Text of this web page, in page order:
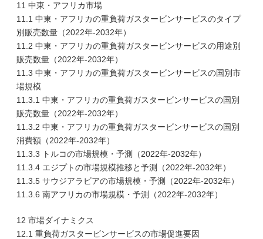
11 中東・アフリカ市場
11.1 中東・アフリカの重負荷ガスタービンサービスのタイプ
別販売数量（2022年-2032年）
11.2 中東・アフリカの重負荷ガスタービンサービスの用途別
販売数量（2022年-2032年）
11.3 中東・アフリカの重負荷ガスタービンサービスの国別市
場規模
11.3.1 中東・アフリカの重負荷ガスタービンサービスの国別
販売数量（2022年-2032年）
11.3.2 中東・アフリカの重負荷ガスタービンサービスの国別
消費額（2022年-2032年）
11.3.3 トルコの市場規模・予測（2022年-2032年）
11.3.4 エジプトの市場規模推移と予測（2022年-2032年）
11.3.5 サウジアラビアの市場規模・予測（2022年-2032年）
11.3.6 南アフリカの市場規模・予測（2022年-2032年）
12 市場ダイナミクス
12.1 重負荷ガスタービンサービスの市場促進要因